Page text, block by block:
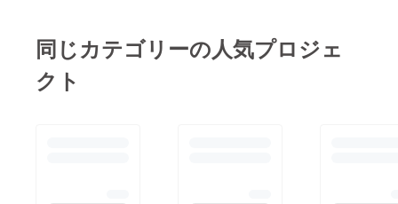
校へのイベント案内や
教育関係者、観光関係
した！頑張ったね
♪『タイピングマス
同じカテゴリーの人気プロジェ
クト